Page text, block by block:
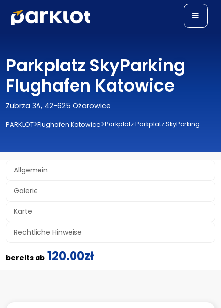
Parkplatz SkyParking
Flughafen Katowice
Zubrza 3A, 42-625 Ożarowice
PARKLOT>Flughafen Katowice>Parkplatz Parkplatz SkyParking
Allgemein
Galerie
Karte
Rechtliche Hinweise
bereits ab 120.00zł